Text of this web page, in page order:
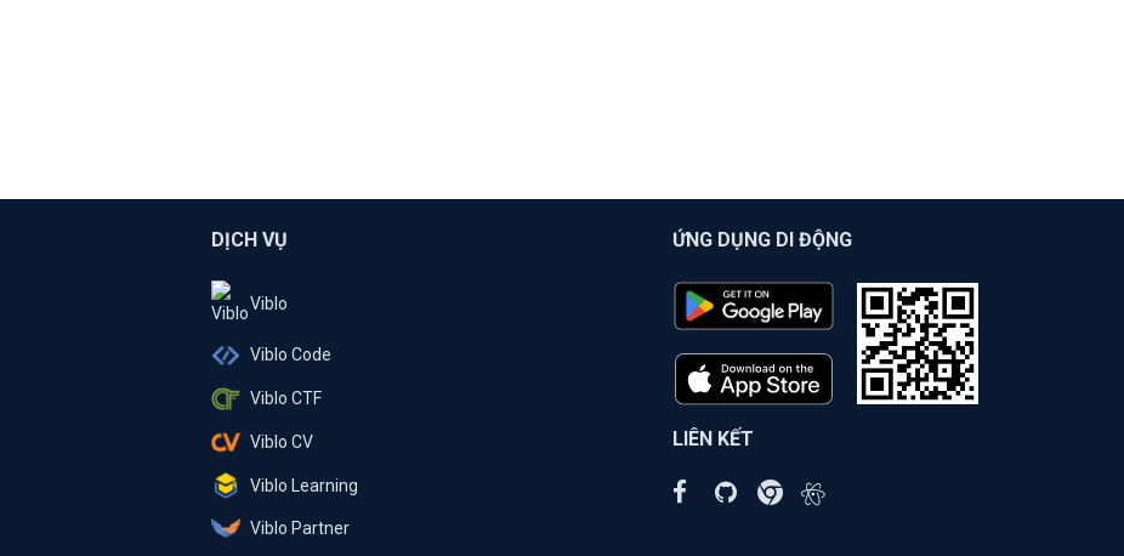
DỊCH VỤ
Viblo
Viblo Code
Viblo CTF
Viblo CV
Viblo Learning
Viblo Partner
ỨNG DỤNG DI ĐỘNG
LIÊN KẾT